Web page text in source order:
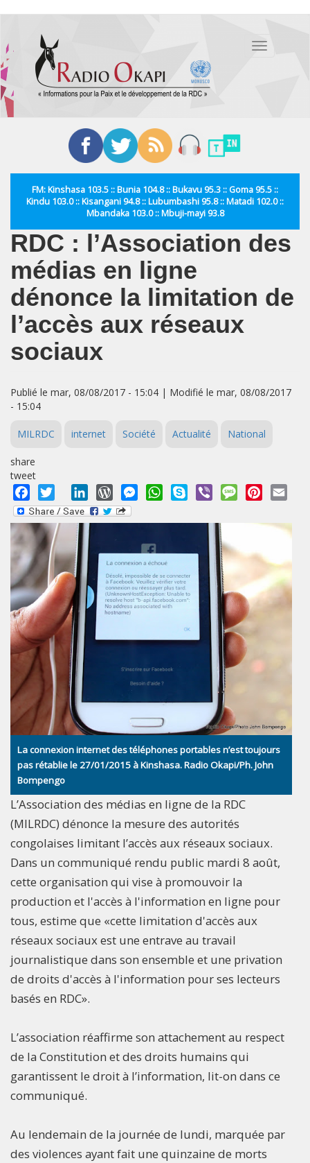
contenu
principal
Toggle
FM: Kinshasa 103.5 :: Bunia 104.8 :: Bukavu 95.3 :: Goma 95.5 ::
Kindu 103.0 :: Kisangani 94.8 :: Lubumbashi 95.8 :: Matadi 102.0 ::
Mbandaka 103.0 :: Mbuji-mayi 93.8
RDC : l’Association des
médias en ligne
dénonce la limitation de
l’accès aux réseaux
sociaux
Publié le mar, 08/08/2017 - 15:04 | Modifié le mar, 08/08/2017
- 15:04
MILRDC internet Société Actualité National
share
tweet
Facebook
Twitter LinkedInWordPressMessengerWhatsApp
Skype Viber MessagePinterest
La connexion internet des téléphones portables n’est toujours
pas rétablie le 27/01/2015 à Kinshasa. Radio Okapi/Ph. John
Bompengo
L’Association des médias en ligne de la RDC
(MILRDC) dénonce la mesure des autorités
congolaises limitant l’accès aux réseaux sociaux.
Dans un communiqué rendu public mardi 8 août,
cette organisation qui vise à promouvoir la
production et l'accès à l'information en ligne pour
tous, estime que «cette limitation d'accès aux
réseaux sociaux est une entrave au travail
journalistique dans son ensemble et une privation
de droits d'accès à l'information pour ses lecteurs
basés en RDC».
L’association réaffirme son attachement au respect
de la Constitution et des droits humains qui
garantissent le droit à l’information, lit-on dans ce
communiqué.
Au lendemain de la journée de lundi, marquée par
des violences ayant fait une quinzaine de morts